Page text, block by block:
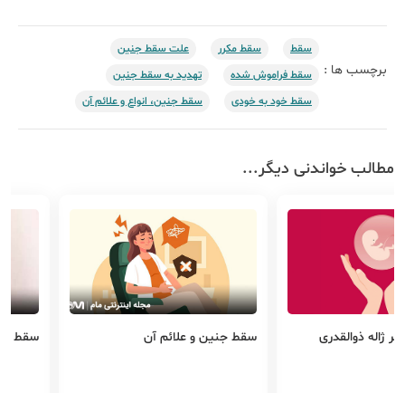
برچسب ها :
سقط سقط مکرر
علت سقط جنین
سقط فراموش شده
تهدید به سقط جنین
سقط خود به خودی
سقط جنین، انواع و علائم آن
مطالب خواندنی دیگر...
و علائم آن سقط فراموش شده